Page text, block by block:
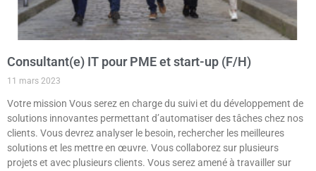
Consultant(e) IT pour PME et start-up (F/H)
11 mars 2023
Votre mission Vous serez en charge du suivi et du développement de
solutions innovantes permettant d’automatiser des tâches chez nos
clients. Vous devrez analyser le besoin, rechercher les meilleures
solutions et les mettre en œuvre. Vous collaborez sur plusieurs
projets et avec plusieurs clients. Vous serez amené à travailler sur